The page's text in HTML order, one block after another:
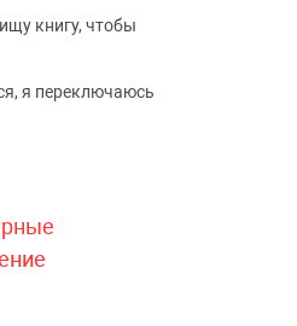
книгу, чтобы
я переключаюсь